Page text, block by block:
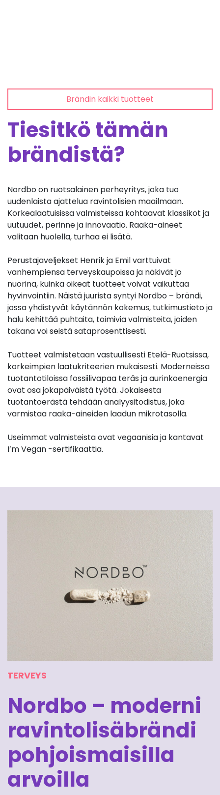
Brändin kaikki tuotteet
Tiesitkö tämän
brändistä?
Nordbo on ruotsalainen perheyritys, joka tuo
uudenlaista ajattelua ravintolisien maailmaan.
Korkealaatuisissa valmisteissa kohtaavat klassikot ja
uutuudet, perinne ja innovaatio. Raaka-aineet
valitaan huolella, turhaa ei lisätä.
Perustajaveljekset Henrik ja Emil varttuivat
vanhempiensa terveyskaupoissa ja näkivät jo
nuorina, kuinka oikeat tuotteet voivat vaikuttaa
hyvinvointiin. Näistä juurista syntyi Nordbo – brändi,
jossa yhdistyvät käytännön kokemus, tutkimustieto ja
halu kehittää puhtaita, toimivia valmisteita, joiden
takana voi seistä sataprosenttisesti.
Tuotteet valmistetaan vastuullisesti Etelä-Ruotsissa,
korkeimpien laatukriteerien mukaisesti. Moderneissa
tuotantotiloissa fossiilivapaa teräs ja aurinkoenergia
ovat osa jokapäiväistä työtä. Jokaisesta
tuotantoerästä tehdään analyysitodistus, joka
varmistaa raaka-aineiden laadun mikrotasolla.
Useimmat valmisteista ovat vegaanisia ja kantavat
I’m Vegan -sertifikaattia.
TERVEYS
Nordbo – moderni
ravintolisäbrändi
pohjoismaisilla
arvoilla